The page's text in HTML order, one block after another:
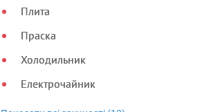
Плита
Праска
Холодильник
Електрочайник